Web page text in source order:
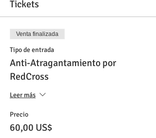
Tickets
Venta finalizada
Tipo de entrada
Anti-Atragantamiento por
RedCross
Leer más
Precio
60,00 US$